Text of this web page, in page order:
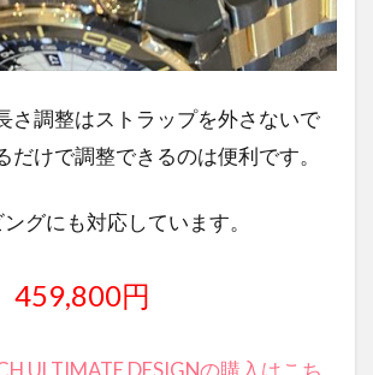
さ調整はストラップを外さないで
だけで調整できるのは便利です。
グにも対応しています。
円
ULTIMATE DESIGNの購入はこち